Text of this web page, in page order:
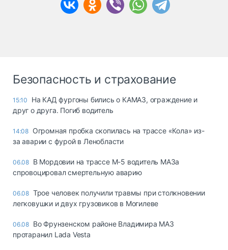
Безопасность и страхование
15:10
На КАД фургоны бились о КАМАЗ, ограждение и
друг о друга. Погиб водитель
14:08 Огромная пробка скопилась на трассе «Кола» из-
за аварии с фурой в Ленобласти
06.08 В Мордовии на трассе М-5 водитель МАЗа
спровоцировал смертельную аварию
06.08 Трое человек получили травмы при столкновении
легковушки и двух грузовиков в Могилеве
06.08 Во Фрунзенском районе Владимира МАЗ
протаранил Lada Vesta